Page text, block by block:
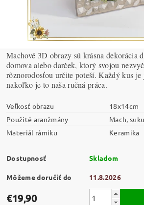
Machové 3D obrazy sú krásna dekorácia
domova alebo darček, ktorý svojou
rôznorodosťou určite poteší. Každý kus
nakoľko je to naša ručná práca.
Veľkosť obrazu
18x14cm
Použité aranžmány
Mach,
Materiál rámiku
Keramika
Dostupnosť Skladom
Môžeme doručiť do 11.8.2026
€19,90